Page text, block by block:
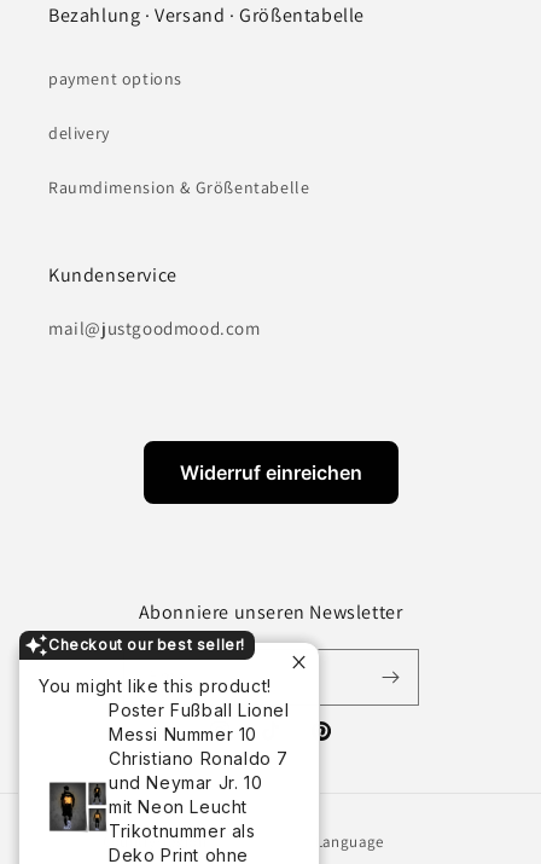
Checkout our best seller!
You might like this product!
Poster Fußball Lionel
Messi Nummer 10
Christiano Ronaldo 7
und Neymar Jr. 10
mit Neon Leucht
Trikotnummer als
Deko Print ohne
Bezahlung · Versand · Größentabelle
payment options
delivery
Raumdimension & Größentabelle
Kundenservice
mail@justgoodmood.com
Widerruf einreichen
Abonniere unseren Newsletter
Email
Instagram Pinterest
Country/region Language